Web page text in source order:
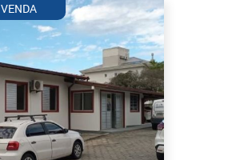
VENDA